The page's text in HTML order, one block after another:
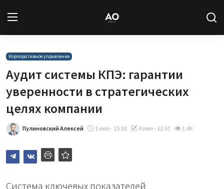
Вход
Новости
Статьи
Авторы
Архив
База знаний
Корпоративное управление
Аудит системы КПЭ: гарантии
уверенности в стратегических
целях компании
Пулиновский Алексей 1 июл - 15:03 4 июл - 11:57 1.4K
Система ключевых показателей